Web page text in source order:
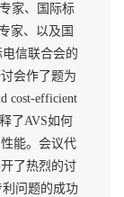
家、国际标
家、以及国
信联合会的
会作了题为
cost-efficient
了AVS如何
能。会议代
了热烈的讨
问题的成功